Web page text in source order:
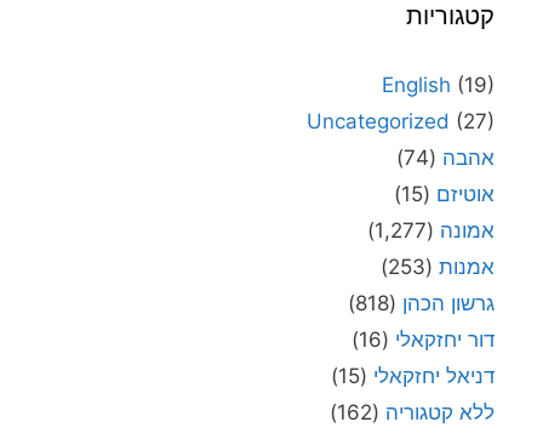
קטגוריות
English (19)
Uncategorized (27)
אהבה (74)
אוטיזם (15)
אמונה (1,277)
אמנות (253)
גרשון הכהן (818)
דור יחזקאלי (16)
דניאל יחזקאלי (15)
ללא קטגוריה (162)